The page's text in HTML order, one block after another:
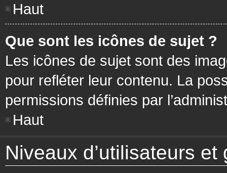
Haut
Que sont les icônes de sujet ?
Les icônes de sujet sont des
pour refléter leur contenu. La
permissions définies par
Haut
Niveaux d’utilisateurs et